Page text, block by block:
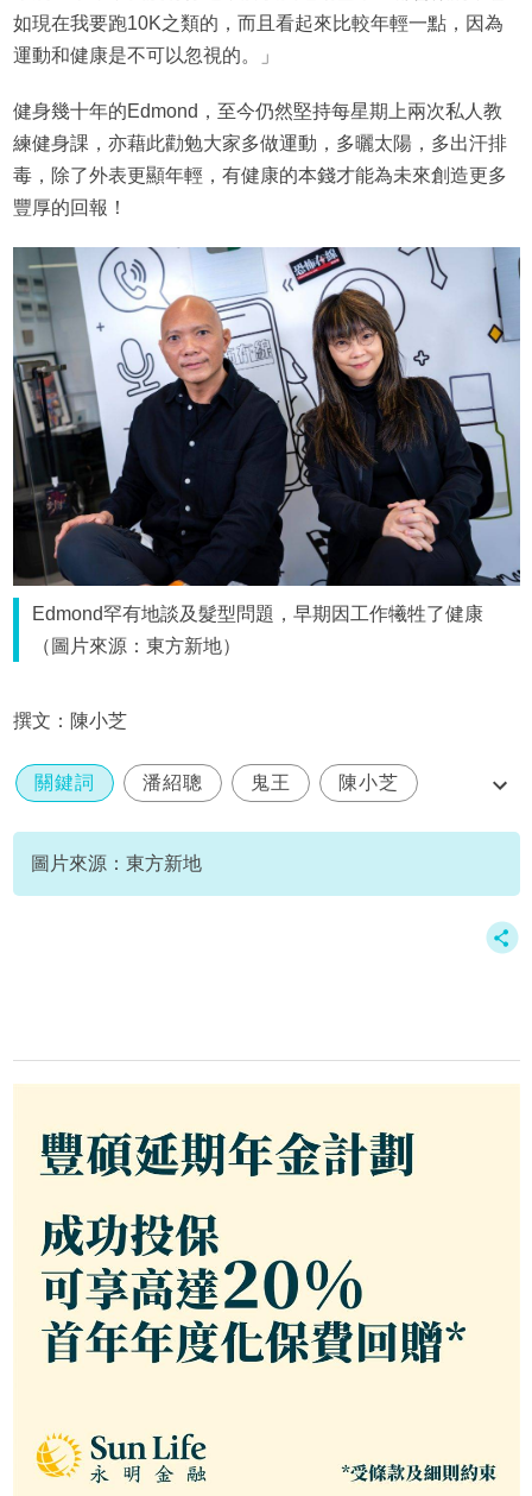
如現在我要跑10K之類的，而且看起來比較年輕一點，因為
運動和健康是不可以忽視的。」
健身幾十年的Edmond，至今仍然堅持每星期上兩次私人教
練健身課，亦藉此勸勉大家多做運動，多曬太陽，多出汗排
毒，除了外表更顯年輕，有健康的本錢才能為未來創造更多
豐厚的回報！
Edmond罕有地談及髮型問題，早期因工作犧牲了健康
（圖片來源：東方新地）
撰文：陳小芝
關鍵詞 潘紹聰 鬼王 陳小芝
未來部署精明選
圖片來源：東方新地